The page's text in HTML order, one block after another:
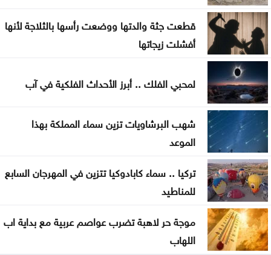
الأمم المتحدة: داعش ما يزال يهدد السلم والأمن
الدوليين
تحذيرات أمنية في كولومبيا من هجمات إرهابية أثناء
مراسم التنصيب
أجواء صيفية مستقرة حتى الأحد مع تراجع تأثير الكتلة
الحارة
سماع دوي انفجارين في مضيق هرمز أثناء عبور ناقلة
قطعت جثة والدتها ووضعت رأسها بالثلاجة لأنها
أفشلت زيجاتها
لمحبي الفلك .. أبرز الأحداث الفلكية في آب
شهب البرشاويات تزين سماء المملكة بهذا
الموعد
تركيا .. سماء كابادوكيا تتزين في المهرجان السابع
للمناطيد
موجة حر لاهبة تضرب عواصم عربية مع بداية اب
اللهاب